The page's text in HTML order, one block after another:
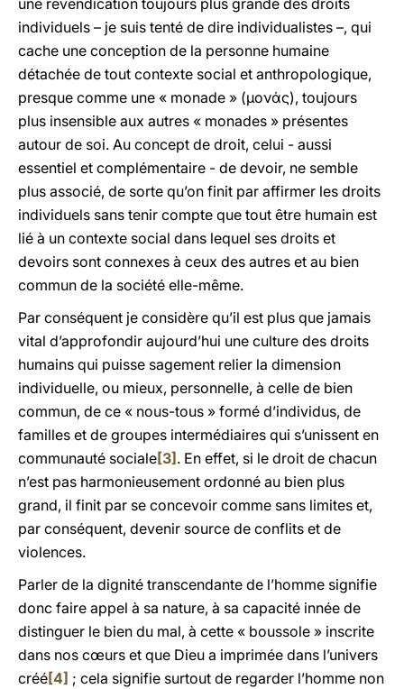
une revendication toujours plus grande des droits
individuels – je suis tenté de dire individualistes –, qui
cache une conception de la personne humaine
détachée de tout contexte social et anthropologique,
presque comme une « monade » (μονάς), toujours
plus insensible aux autres « monades » présentes
autour de soi. Au concept de droit, celui - aussi
essentiel et complémentaire - de devoir, ne semble
plus associé, de sorte qu’on finit par affirmer les droits
individuels sans tenir compte que tout être humain est
lié à un contexte social dans lequel ses droits et
devoirs sont connexes à ceux des autres et au bien
commun de la société elle-même.
Par conséquent je considère qu’il est plus que jamais
vital d’approfondir aujourd’hui une culture des droits
humains qui puisse sagement relier la dimension
individuelle, ou mieux, personnelle, à celle de bien
commun, de ce « nous-tous » formé d’individus, de
familles et de groupes intermédiaires qui s’unissent en
communauté sociale[3] . En effet, si le droit de chacun
n’est pas harmonieusement ordonné au bien plus
grand, il finit par se concevoir comme sans limites et,
par conséquent, devenir source de conflits et de
violences.
Parler de la dignité transcendante de l’homme signifie
donc faire appel à sa nature, à sa capacité innée de
distinguer le bien du mal, à cette « boussole » inscrite
dans nos cœurs et que Dieu a imprimée dans l’univers
créé[4] ; cela signifie surtout de regarder l’homme non